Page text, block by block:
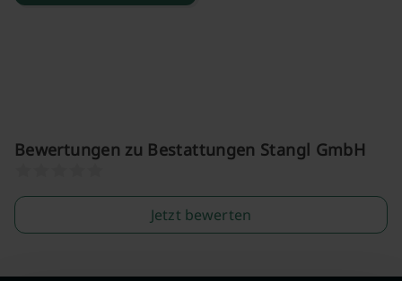
Bewertungen zu Bestattungen Stangl GmbH
Jetzt bewerten